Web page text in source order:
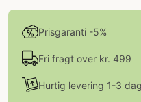
Prisgaranti -5%
Fri fragt over kr. 499
Hurtig levering 1-3